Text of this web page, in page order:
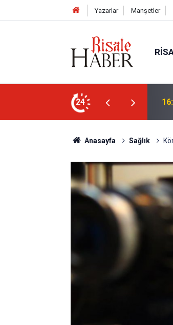
Yazarlar Manşetler
24
Anasayfa Sağlık